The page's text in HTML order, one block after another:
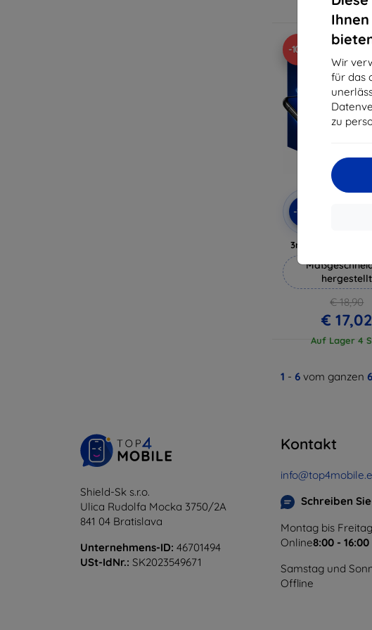
Wir
für das
zu
Auf Lager 3
-10%
-10%
3mk Hammer
hergestellt
€ 18,90
€ 17,02
Auf Lager 4
1 - 6 vom ganzen 6
Shield-Sk s.r.o.
Ulica Rudolfa Mocka 3750/2A
841 04 Bratislava
Unternehmens-ID: 46701494
USt-IdNr.: SK2023549671
Kontakt
Schreiben
Montag bis
Online8:00 - 16:00
Samstag und
Offline